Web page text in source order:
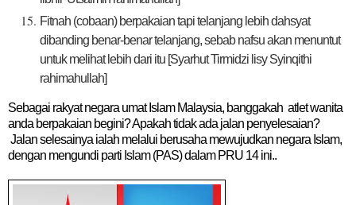
Fitnah (cobaan) berpakaian tapi telanjang lebih dahsyat
dibanding benar-benar telanjang, sebab nafsu akan menuntut
untuk melihat lebih dari itu [Syarhut Tirmidzi lisy Syinqithi
rahimahullah]
Sebagai rakyat negara umat Islam Malaysia, banggakah atlet wanita
anda berpakaian begini? Apakah tidak ada jalan penyelesaian?
Jalan selesainya ialah melalui berusaha mewujudkan negara Islam,
dengan mengundi parti Islam (PAS) dalam PRU 14 ini..